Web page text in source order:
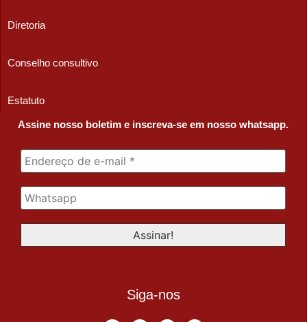
Diretoria
Conselho consultivo
Estatuto
Assine nosso boletim e inscreva-se em nosso whatsapp.
Siga-nos